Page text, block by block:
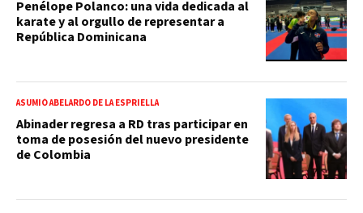
Penélope Polanco: una vida dedicada al
karate y al orgullo de representar a
República Dominicana
ASUMIÓ ABELARDO DE LA ESPRIELLA
Abinader regresa a RD tras participar en
toma de posesión del nuevo presidente
de Colombia